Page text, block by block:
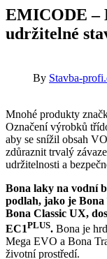
EMICODE –
udržitelné
By Stavba-
Mnohé produkty
Označení výrobků
aby se snížil obsah
zdůraznit trvalý
udržitelnosti a
Bona laky na vodní
podlah, jako je
Bona Classic UX,
EC1PLUS. Bona je
Mega EVO a Bona
životní prostředí.